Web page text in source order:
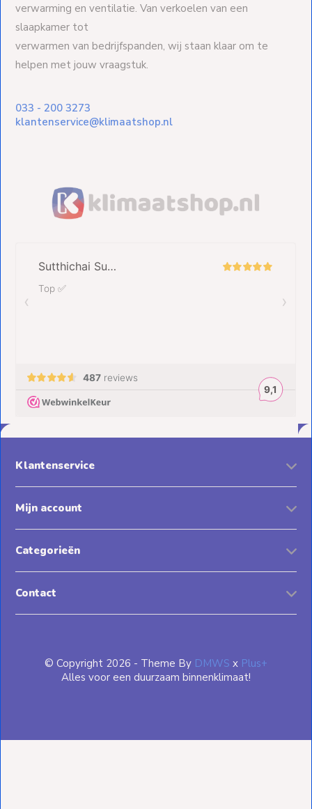
verwarming en ventilatie. Van verkoelen van een
slaapkamer tot
verwarmen van bedrijfspanden, wij staan klaar om te
helpen met jouw vraagstuk.
033 - 200 3273
klantenservice@klimaatshop.nl
Klantenservice
Mijn account
Categorieën
Contact
© Copyright 2026 - Theme By DMWS x Plus+
Alles voor een duurzaam binnenklimaat!